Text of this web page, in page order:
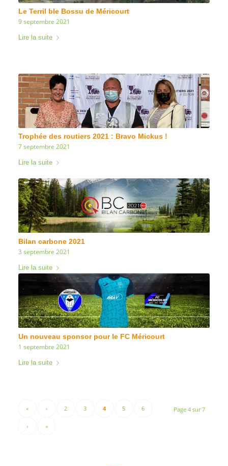
Le Terril ble Bossu de Méricourt
9 septembre 2021
Lire la suite
Trophée des routiers 2021 : Bravo Mickus !
7 septembre 2021
Lire la suite
Bilan carbone 2021
3 septembre 2021
Lire la suite
Un nouveau sponsor pour le FC Méricourt
1 septembre 2021
Lire la suite
Page 4 sur 7
« ‹ 2 3 4 5 6
› »